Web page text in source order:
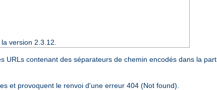
version 2.3.12.
URLs contenant des séparateurs de chemin encodés dans la
et provoquent le renvoi d'une erreur 404 (Not found).